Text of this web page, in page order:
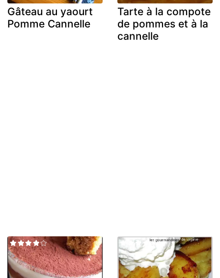
Gâteau au yaourt
Pomme Cannelle
Tarte à la compote
de pommes et à la
cannelle